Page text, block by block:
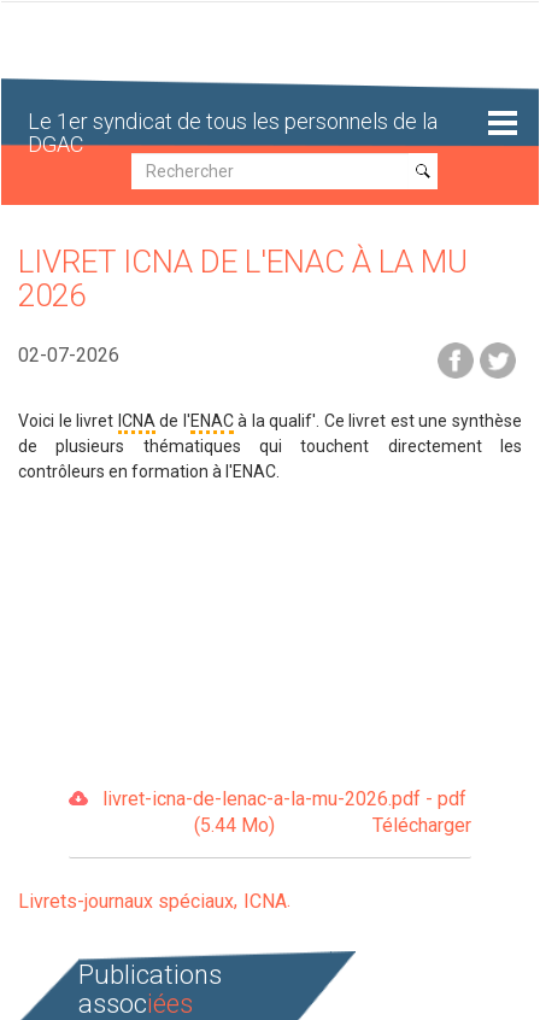
Le 1er syndicat de tous les personnels de la
DGAC
Recherche
Recherche
LIVRET ICNA DE L'ENAC À LA MU
2026
02-07-2026
Voici le livret ICNA de l'ENACà la qualif'. Ce livret est une synthèse
de plusieurs thématiques qui touchent directement les
contrôleurs en formation à l'ENAC.
livret-icna-de-lenac-a-la-mu-2026.pdf - pdf
(5.44 Mo)
Télécharger
Livrets-journaux spéciaux ICNA
Publications
associées